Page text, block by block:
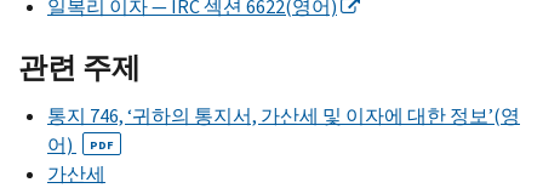
일복리 이자 —IRC섹션 6622(영어)
관련 주제
통지 746, ‘귀하의 통지서, 가산세 및 이자에 대한 정보’(영
어)
PDF
가산세